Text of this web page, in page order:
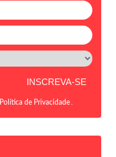
Política de Privacidade